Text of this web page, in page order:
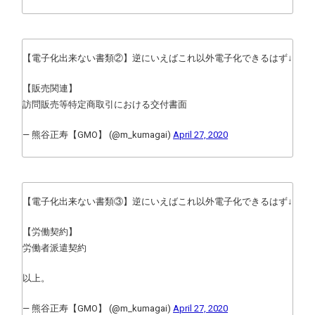
【電子化出来ない書類②】逆にいえばこれ以外電子化できるはず↓
【販売関連】
訪問販売等特定商取引における交付書面
— 熊谷正寿【GMO】 (@m_kumagai) April 27, 2020
【電子化出来ない書類③】逆にいえばこれ以外電子化できるはず↓
【労働契約】
労働者派遣契約
以上。
— 熊谷正寿【GMO】 (@m_kumagai) April 27, 2020